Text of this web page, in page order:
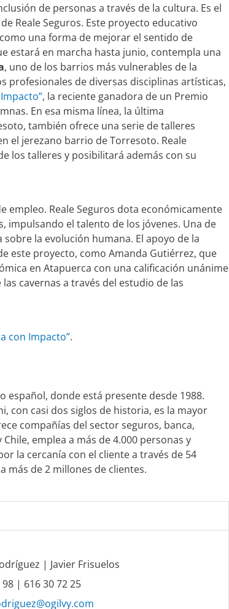
de personas a través de la cultura. Es el
Reale Seguros. Este proyecto educativo
una forma de mejorar el sentido de
estará en marcha hasta junio, contempla una
, uno de los barrios más vulnerables de la
profesionales de diversas disciplinas artísticas,
, la reciente ganadora de un Premio
En esa misma línea, la última
también ofrece una serie de talleres
el jerezano barrio de Torresoto. Reale
los talleres y posibilitará además con su
empleo. Reale Seguros dota económicamente
impulsando el talento de los jóvenes. Una de
la evolución humana. El apoyo de la
este proyecto, como Amanda Gutiérrez, que
en Atapuerca con una calificación unánime
cavernas a través del estudio de las
con Impacto”.
español, donde está presente desde 1988.
con casi dos siglos de historia, es la mayor
compañías del sector seguros, banca,
emplea a más de 4.000 personas y
la cercanía con el cliente a través de 54
más de 2 millones de clientes.
| Javier Frisuelos
98 | 616 30 72 25